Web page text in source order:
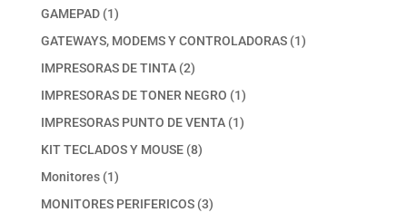
GAMEPAD 11
producto
GATEWAYS, MODEMS Y CONTROLADORAS 11
IMPRESORAS DE TINTA 22
productos
IMPRESORAS DE TONER NEGRO 11
producto
IMPRESORAS PUNTO DE VENTA 11
KIT TECLADOS Y MOUSE 88
Monitores 11
producto
MONITORES PERIFERICOS 33